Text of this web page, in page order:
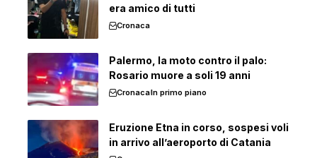
era amico di tutti
Cronaca
Palermo, la moto contro il palo:
Rosario muore a soli 19 anni
CronacaIn primo piano
Eruzione Etna in corso, sospesi voli
in arrivo all’aeroporto di Catania